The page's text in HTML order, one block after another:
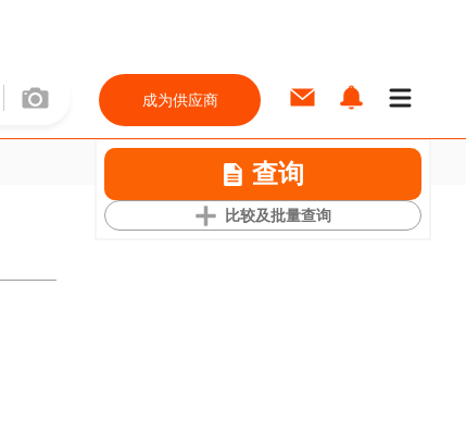
成为供应商
查询
比较及批量查询